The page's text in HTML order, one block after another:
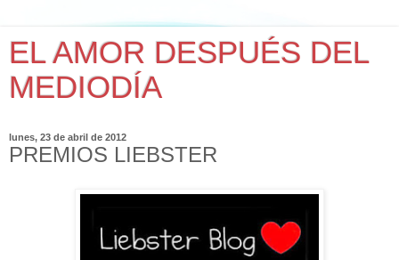
EL AMOR DESPUÉS DEL
MEDIODÍA
lunes, 23 de abril de 2012
PREMIOS LIEBSTER